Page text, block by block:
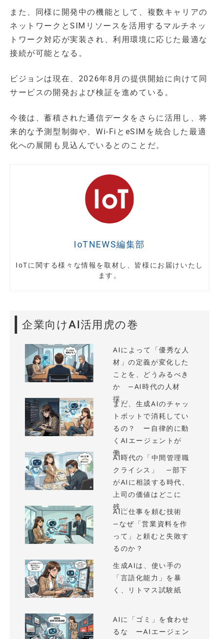
また、同様に開発中の機能として、複数キャリアの
ネットワークとSIMリソースを活用するマルチネッ
トワーク対応が実装され、利用環境に応じた最適な
接続が可能となる。
ビジョンは現在、2026年8月の提供開始に向けて同
サービスの開発および検証を進めている。
今後は、蓄積された通信データをさらに活用し、将
来的な予測型制御や、Wi-FiとeSIMを統合した最適
化への展開も見込んでいるとのことだ。
IoTNEWS編集部
IoTに関する様々な情報を取材し、皆様にお届けいたし
ます。
企業向けAI活用虎の巻
AIによって「優秀な人
材」の定義が変化した
ことを、どうみるべき
か —AI時代の人材
採...
まだ、生成AIのチャッ
トボットで消耗してい
るの？ ー自律的に動
くAIエージェントが
働...
AI時代の「中間管理職
クライシス」 —部下
がAIに相談する時代、
上司の価値はどこに
残...
AIに仕事を頼む技術
—なぜ「営業資料を作
って」と頼むと失敗す
るのか？
生成AIは、使い手の
「言語化能力」を暴
く、リトマス試験紙
AIに「ゴミ」を食わせ
るな ーAIエージェン